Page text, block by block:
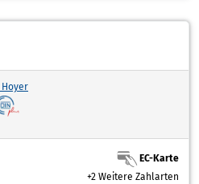
EC-Karte
+2 Weitere Zahlarten